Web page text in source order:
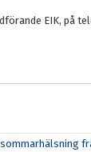
EIK, på